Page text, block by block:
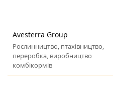
Avesterra Group
Рослинництво, птахівництво,
переробка, виробництво
комбікормів